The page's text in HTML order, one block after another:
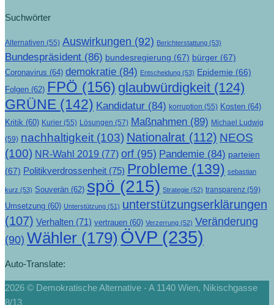
Suchwörter
Alternativen (55) Auswirkungen (92) Berichterstattung (53)
Bundespräsident (86) bundesregierung (67) bürger (67)
Coronavirus (64) demokratie (84) Entscheidung (53) Epidemie (66)
Folgen (62) FPÖ (156) glaubwürdigkeit (124)
GRÜNE (142) Kandidatur (84) korruption (55) Kosten (64)
Kritik (60) Kurier (55) Lösungen (57) Maßnahmen (89) Michael Ludwig
(59) nachhaltigkeit (103) Nationalrat (112) NEOS
(100) NR-Wahl 2019 (77) orf (95) Pandemie (84) parteien
(67) Politikverdrossenheit (75) Probleme (139) sebastian
kurz (53) Souverän (62) spö (215) Strategie (52) transparenz (59)
Umsetzung (60) Unterstützung (51) unterstützungserklärungen
(107) Verhalten (71) vertrauen (60) Verzerrung (52) Veränderung
(90) Wähler (179) ÖVP (235)
Auto-Translate:
2026 © Demokratische Alternative - A 1140 Wien, Nikischgasse
8/13